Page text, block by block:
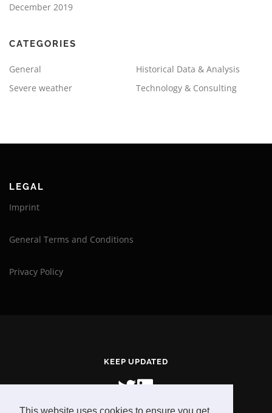
This website uses cookies to ensure you get
December 2019
CATEGORIES
General
Historical Data & Analysis
Severe weather
Technology & Consulting
LEGAL
Imprint
General Terms and Conditions
Privacy Policy
KEEP UPDATED